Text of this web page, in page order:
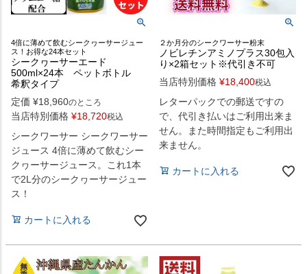
4倍に薄めて飲むシークヮーサージュー
ス！お得な24本セット
シークヮーサーエード
500ml×24本 ペットボトル
希釈タイプ
定価 ¥18,960のところ
当店特別価格 ¥18,720税込
シークワーサー シークワーサー
ジュース 4倍に薄めて飲むシー
クヮーサージュース。これ1本
で2L分のシークヮーサージュー
ス！
カートに入れる
２か月分のシークワーサー粉末
ノビレチンアミノプラス30包入
り×2箱セット※代引き不可
当店特別価格 ¥18,400税込
レターパックでの郵送ですの
で、代引き払いはご利用出来ま
せん。また時間指定もご利用出
来ません。
カートに入れる